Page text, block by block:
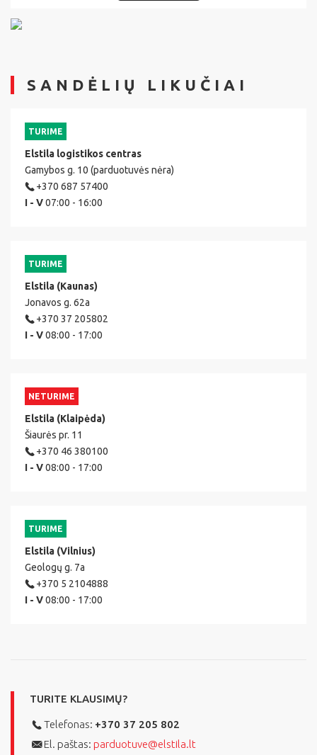
SANDĖLIŲ LIKUČIAI
TURIME
Elstila logistikos centras
Gamybos g. 10 (parduotuvės nėra)
+370 687 57400
I - V07:00 - 16:00
TURIME
Elstila (Kaunas)
Jonavos g. 62a
+370 37 205802
I - V08:00 - 17:00
NETURIME
Elstila (Klaipėda)
Šiaurės pr. 11
+370 46 380100
I - V08:00 - 17:00
TURIME
Elstila (Vilnius)
Geologų g. 7a
+370 5 2104888
I - V08:00 - 17:00
TURITE KLAUSIMŲ?
Telefonas: +370 37 205 802
El. paštas: parduotuve@elstila.lt